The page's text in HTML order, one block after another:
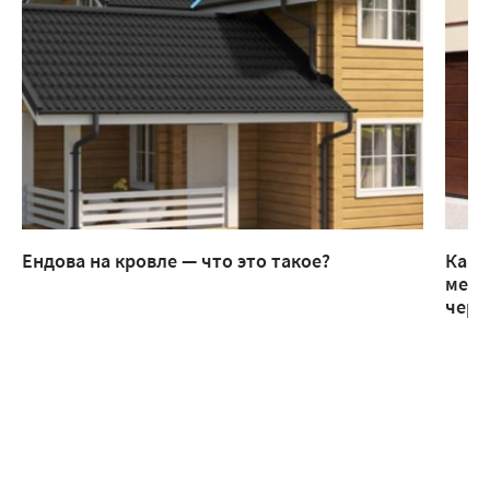
Ендова на кровле — что это такое?
Как